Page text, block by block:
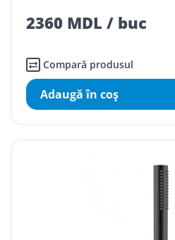
2360 MDL / buc
Compară produsul
Adaugă în coş